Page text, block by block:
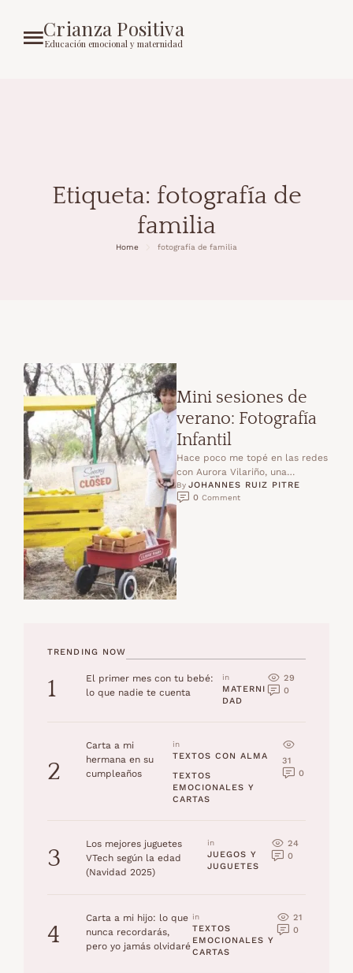
Crianza Positiva
Educación emocional y maternidad
Etiqueta: fotografía de
familia
Home fotografía de familia
Mini sesiones de
verano: Fotografía
Infantil
Hace poco me topé en las redes
con Aurora Vilariño, una
fotógrafa de familias que me
cautivó desde el …
By JOHANNES RUIZ PITRE
0 Comment
TRENDING NOW
1
El primer mes con tu bebé:
lo que nadie te cuenta
in
MATERNI
DAD
29
0
2
Carta a mi
hermana en su
cumpleaños
in
TEXTOS CON ALMA
TEXTOS
EMOCIONALES Y
CARTAS
31
0
3
Los mejores juguetes
VTech según la edad
(Navidad 2025)
in
JUEGOS Y
JUGUETES
24
0
4
Carta a mi hijo: lo que
nunca recordarás,
pero yo jamás olvidaré
in
TEXTOS
EMOCIONALES Y
CARTAS
21
0